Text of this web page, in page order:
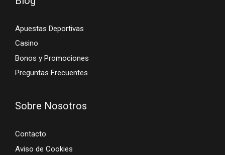
Apuestas Deportivas
Casino
Bonos y Promociones
Preguntas Frecuentes
Sobre Nosotros
Contacto
Aviso de Cookies